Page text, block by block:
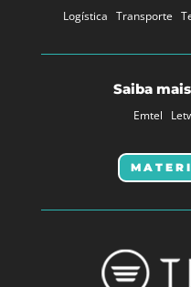
Logística Transporte
Saiba
Emtel